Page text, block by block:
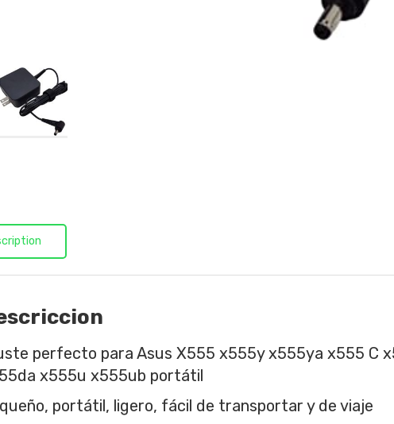
perfecto para Asus X555 x555y x555ya x555 C
x555u x555ub portátil
portátil, ligero, fácil de transportar y de viaje